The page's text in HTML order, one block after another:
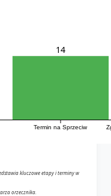
Termin na Sprzeciw
14
kluczowe etapy i terminy w
orzecznika.